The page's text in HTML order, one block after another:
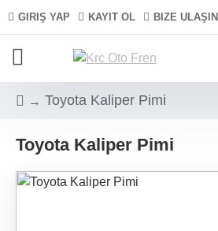
GIRIŞ YAP KAYIT OL BIZE ULAŞIN
Toyota Kaliper Pimi
Toyota Kaliper Pimi